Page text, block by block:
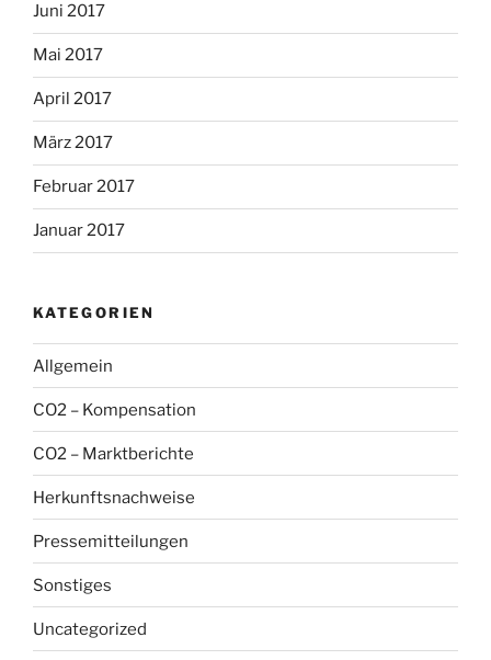
Juni 2017
Mai 2017
April 2017
März 2017
Februar 2017
Januar 2017
KATEGORIEN
Allgemein
CO2 – Kompensation
CO2 – Marktberichte
Herkunftsnachweise
Pressemitteilungen
Sonstiges
Uncategorized